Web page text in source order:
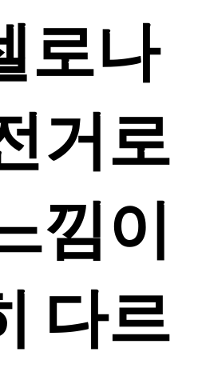
로나
거로
낌이
다르